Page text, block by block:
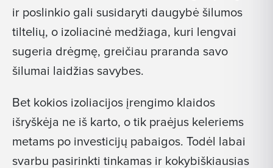
ir poslinkio gali susidaryti daugybė šilumos
tiltelių, o izoliacinė medžiaga, kuri lengvai
sugeria drėgmę, greičiau praranda savo
šilumai laidžias savybes.
Bet kokios izoliacijos įrengimo klaidos
išryškėja ne iš karto, o tik praėjus keleriems
metams po investicijų pabaigos. Todėl labai
svarbu pasirinkti tinkamas ir kokybiškiausias